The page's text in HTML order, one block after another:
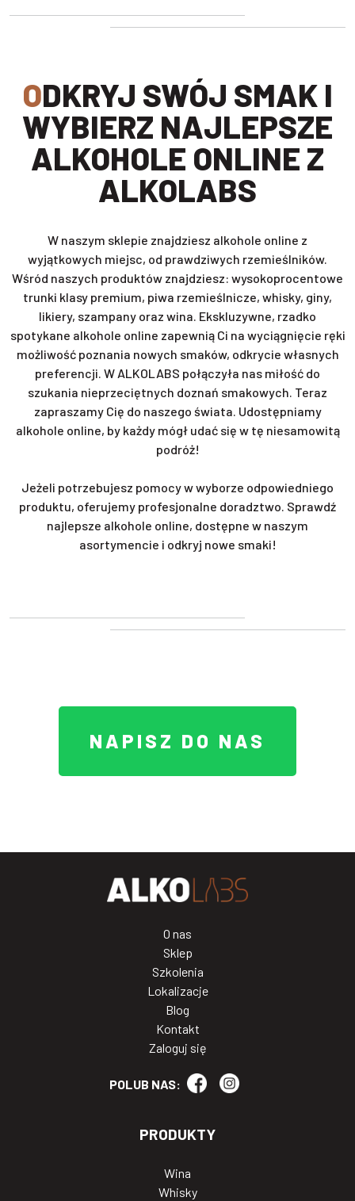
ODKRYJ SWÓJ SMAK I
WYBIERZ NAJLEPSZE
ALKOHOLE ONLINE Z
ALKOLABS
W naszym sklepie znajdziesz alkohole online z
wyjątkowych miejsc, od prawdziwych rzemieślników.
Wśród naszych produktów znajdziesz: wysokoprocentowe
trunki klasy premium, piwa rzemieślnicze, whisky, giny,
likiery, szampany oraz wina. Ekskluzywne, rzadko
spotykane alkohole online zapewnią Ci na wyciągnięcie ręki
możliwość poznania nowych smaków, odkrycie własnych
preferencji. W ALKOLABS połączyła nas miłość do
szukania nieprzeciętnych doznań smakowych. Teraz
zapraszamy Cię do naszego świata. Udostępniamy
alkohole online, by każdy mógł udać się w tę niesamowitą
podróż!
Jeżeli potrzebujesz pomocy w wyborze odpowiedniego
produktu, oferujemy profesjonalne doradztwo. Sprawdź
najlepsze alkohole online, dostępne w naszym
asortymencie i odkryj nowe smaki!
NAPISZ DO NAS
O nas
Sklep
Szkolenia
Lokalizacje
Blog
Kontakt
Zaloguj się
POLUB NAS:
PRODUKTY
Wina
Whisky